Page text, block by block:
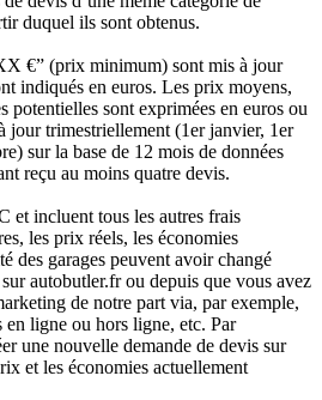
duquel ils sont obtenus.
€” (prix minimum) sont mis à jour
indiqués en euros. Les prix moyens,
potentielles sont exprimées en euros ou
jour trimestriellement (1er janvier, 1er
sur la base de 12 mois de données
reçu au moins quatre devis.
et incluent tous les autres frais
les prix réels, les économies
des garages peuvent avoir changé
autobutler.fr ou depuis que vous avez
de notre part via, par exemple,
en ligne ou hors ligne, etc. Par
une nouvelle demande de devis sur
et les économies actuellement